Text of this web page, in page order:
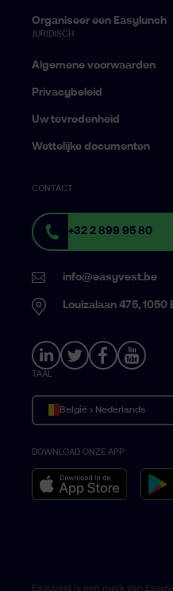
Organiseer een Easylunch
JURIDISCH
Algemene voorwaarden
Privacybeleid
Uw tevredenheid
Wettelijke documenten
CONTACT
+32 2 899 95 80
info@easyvest.be
Louizalaan 475, 1050
TAAL
België › Nederlands
Belgique › Français
Belgium › English
DOWNLOAD ONZE APP
Easyvest is een merk van